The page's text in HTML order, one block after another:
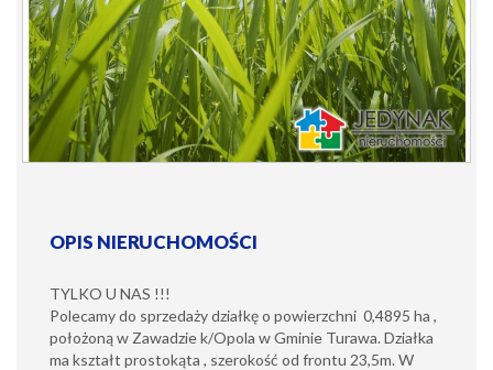
OPIS NIERUCHOMOŚCI
TYLKO U NAS !!!
Polecamy do sprzedaży działkę o powierzchni 0,4895 ha ,
położoną w Zawadzie k/Opola w Gminie Turawa. Działka
ma kształt prostokąta , szerokość od frontu 23,5m. W